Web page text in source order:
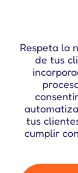
Respeta la
de tus
tus
cumplir